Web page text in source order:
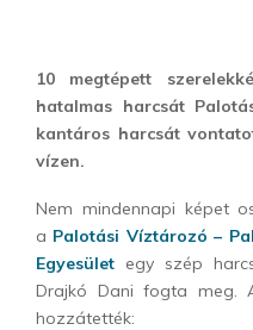
10 megtépett
hatalmas harcsát
kantáros harcsát
vízen.
Nem mindennapi képet
a Palotási Víztározó –
Egyesület egy szép
Drajkó Dani fogta meg.
hozzátették: